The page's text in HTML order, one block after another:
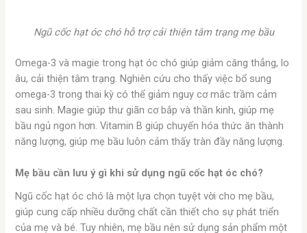
Ngũ cốc hạt óc chó hỗ trợ cải thiện tâm trạng mẹ bầu
Omega-3 và magie trong hạt óc chó giúp giảm căng thẳng, lo
âu, cải thiện tâm trạng. Nghiên cứu cho thấy việc bổ sung
omega-3 trong thai kỳ có thể giảm nguy cơ mắc trầm cảm
sau sinh. Magie giúp thư giãn cơ bắp và thần kinh, giúp mẹ
bầu ngủ ngon hơn. Vitamin B giúp chuyển hóa thức ăn thành
năng lượng, giúp mẹ bầu luôn cảm thấy tràn đầy năng lượng.
Mẹ bầu cần lưu ý gì khi sử dụng ngũ cốc hạt óc chó?
Ngũ cốc hạt óc chó là một lựa chọn tuyệt vời cho mẹ bầu,
giúp cung cấp nhiều dưỡng chất cần thiết cho sự phát triển
của mẹ và bé. Tuy nhiên, mẹ bầu nên sử dụng sản phẩm một